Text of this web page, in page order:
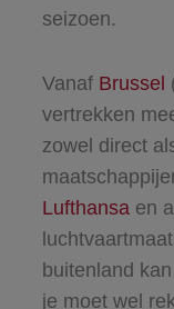
seizoen.
Vanaf Brussel
vertrekken
zowel direct
Lufthansa en
buitenland
je moet wel